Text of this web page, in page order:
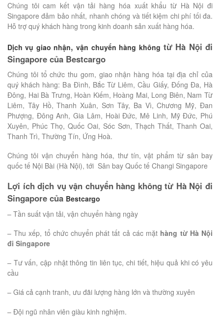
Chúng tôi cam kết vận tải hàng hóa xuất khẩu từ Hà Nội đi
Singapore đảm bảo nhất, nhanh chóng và tiết kiệm chi phí tối đa.
Hỗ trợ quý khách hàng trong kinh doanh sản xuất hàng hóa.
Dịch vụ giao nhận,vận chuyển hàng không từ Hà Nội đi
Singapore của Bestcargo
Chúng tôi tổ chức thu gom, giao nhận hàng hóa tại địa chỉ của
quý khách hàng: Ba Đình, Bắc Từ Liêm, Cầu Giấy, Đống Đa, Hà
Đông, Hai Bà Trưng, Hoàn Kiếm, Hoàng Mai, Long Biên, Nam Từ
Liêm, Tây Hồ, Thanh Xuân, Sơn Tây, Ba Vì, Chương Mỹ, Đan
Phượng, Đông Anh, Gia Lâm, Hoài Đức, Mê Linh, Mỹ Đức, Phú
Xuyên, Phúc Thọ, Quốc Oai, Sóc Sơn, Thạch Thất, Thanh Oai,
Thanh Trì, Thường Tín, Ứng Hoà.
Chúng tôi vận chuyển hàng hóa, thư tín, vật phẩm từ sân bay
quốc tế Nội Bài (Hà Nội), tới Sân bay Quốc tế Changi Singapore
Lợi ích dịch vụ vận chuyển hàng không từ Hà Nội đi
Singapore của Bestcargo
– Tần suất vận tải, vận chuyển hàng ngày
– Thu xếp, tổ chức chuyển phát tất cả các mặt hàng từ Hà Nội
đi Singapore
– Tư vấn, cập nhật thông tin liên tục, chi tiết, hiệu quả khi có yêu
cầu
– Giá cả cạnh tranh, ưu đãi lượng hàng lớn và thường xuyên
– Đội ngũ nhân viên giàu kinh nghiệm.